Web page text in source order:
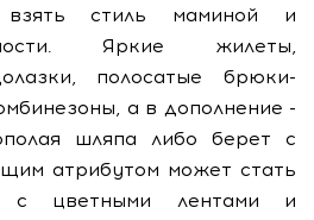
стиль маминой и
Яркие жилеты,
полосатые брюки-
а в дополнение -
шляпа либо берет с
атрибутом может стать
с цветными лентами и